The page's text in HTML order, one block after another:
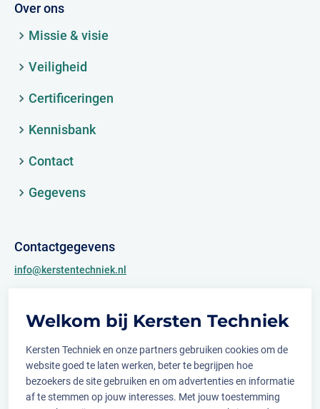
Welkom bij Kersten Techniek
Kersten Techniek en onze partners gebruiken cookies om de
website goed te laten werken, beter te begrijpen hoe
bezoekers de site gebruiken en om advertenties en informatie
af te stemmen op jouw interesses. Met jouw toestemming
Over ons
Missie & visie
Veiligheid
Certificeringen
Kennisbank
Contact
Gegevens
Contactgegevens
info@kerstentechniek.nl
Archimedesweg 2
Volg ons op